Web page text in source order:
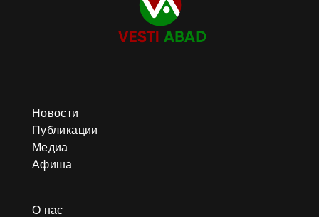
Новости
Публикации
Медиа
Афиша
О нас